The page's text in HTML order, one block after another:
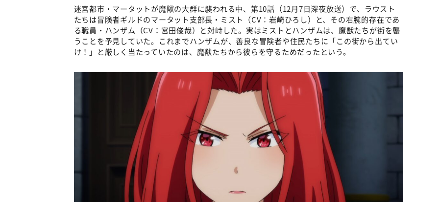
迷宮都市・マータットが魔獣の大群に襲われる中、第10話（12月7日深夜放送）で、ラウスト
たちは冒険者ギルドのマータット支部長・ミスト（CV：岩崎ひろし）と、その右腕的存在であ
る職員・ハンザム（CV：宮田俊哉）と対峙した。実はミストとハンザムは、魔獣たちが街を襲
うことを予見していた。これまでハンザムが、善良な冒険者や住民たちに「この街から出てい
け！」と厳しく当たっていたのは、魔獣たちから彼らを守るためだったという。